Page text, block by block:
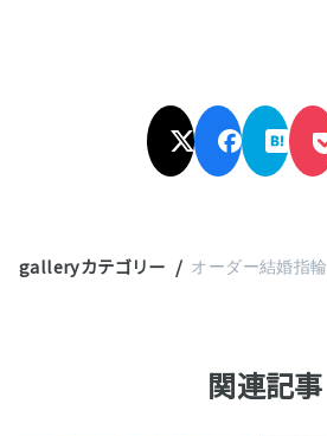
galleryカテゴリー オーダー結婚指輪
関連記事